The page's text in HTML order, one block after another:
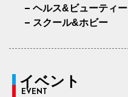
ヘルス&ビューティー
スクール&ホビー
イベント
EVENT